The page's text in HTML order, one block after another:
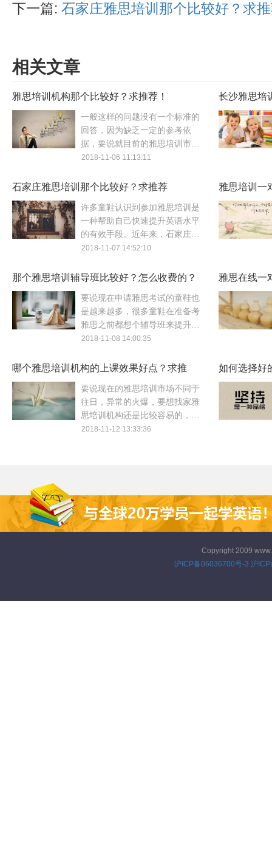
下一篇: 石家庄雅思培训那个比较好？求
相关文章
雅思培训机构那个比较好？求推荐！
一般这样的问题没有一个标准的
回答，因为缺乏一定的参考依
据，要说就目前的雅思培训市场
的火爆程度来看，找家雅思培训
低期望值以及机构的对比面，简
高的雅思培训机构，当然如果想
找寻求高效的雅思培训机构的
话，那么就得结合机构以及自身
的条件来做筛选，提升匹配度方
学习效率提升，毕竟选择并非单
身相出发来选择适合自己的。
2018-11-06 11:13:11
长沙雅思培
石家庄雅思培训那个比较好？求推荐
许多童鞋认识到参加雅思培训是
一种帮助自己快速提升英语水平
的有效手段。近年来，石家庄参
加雅思考试人数在不断增加，致
上有许多雅思培训机构。在石家
条小巷，只要多一点人基本上可
以看到街道，至于石家庄那个雅
思培训机构比较好这样的问题，
如果没有一定的参考依据，基本
大家想要找到适合自己英语水平
定的甄别能力。
2018-11-07 14:52:10
雅思培训一
那个雅思培训辅导班比较好？怎么收费的？
要说现在申请雅思考试的童鞋也
是越来越多，很多童鞋在准备考
雅思之前都想个辅导班来提升下
自己的英语水平，虽然这是一个
上的雅思辅导班数量过多导致不
找到一家效果好点的，唯独一对
一的效果好很多的，当然相对收
费也是贵一点的！
2018-11-08 14:00:35
雅思在线一
一在线哪个
哪个雅思培训机构的上课效果好点？求推
荐！
要说现在的雅思培训市场不同于
往日，异常的火爆，要想找家雅
思培训机构还是比较容易的，据
我了解目前市面上的雅思培训机
参考依据的话，难度还是蛮大
的，毕竟现在的雅思培训机构划
分还是很细致的，相同的内容也
2018-11-12 13:33:36
如何选择好
Copyright 2009
沪ICP备06036700号-3 沪